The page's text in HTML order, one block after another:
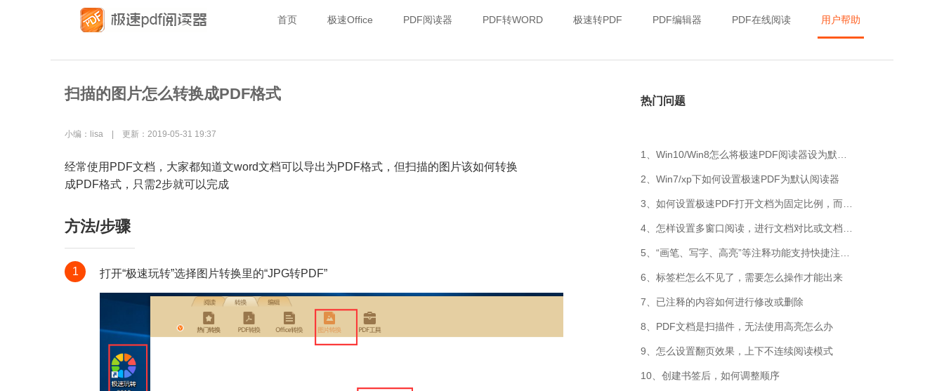
首页 极速Office PDF阅读器 PDF转WORD 极速转PDF PDF编辑器 PDF在线阅读 用户帮助
扫描的图片怎么转换成PDF格式
小编：lisa | 更新：2019-05-31 19:37
经常使用PDF文档，大家都知道文word文档可以导出为PDF格式，但扫描的图片该如何转换
成PDF格式，只需2步就可以完成
方法/步骤
1 打开“极速玩转”选择图片转换里的“JPG转PDF”
热门问题
2、Win7/xp下如何设置极速PDF为默认阅读器
6、标签栏怎么不见了，需要怎么操作才能出来
7、已注释的内容如何进行修改或删除
8、PDF文档是扫描件，无法使用高亮怎么办
9、怎么设置翻页效果，上下不连续阅读模式
10、创建书签后，如何调整顺序